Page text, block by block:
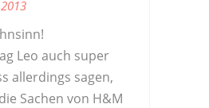
Leo auch super
allerdings sagen,
Sachen von H&M